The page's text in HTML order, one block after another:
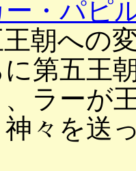
・パピ
朝への
第五王
ラーが
々を送